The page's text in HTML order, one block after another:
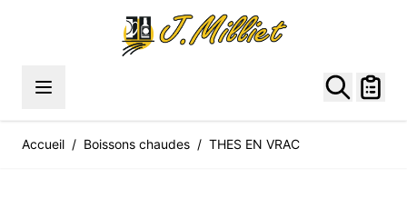
Accueil / Boissons chaudes / THES EN VRAC